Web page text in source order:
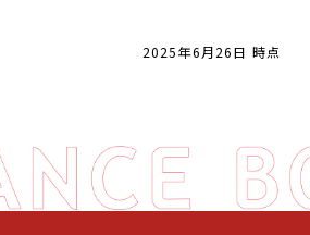
コラム
劇場レンタル
アクセス
2025年6月26日 時点